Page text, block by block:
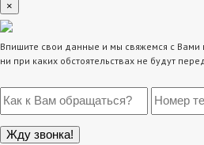
×
Впишите свои данные и мы свяжемся с Вами
ни при каких обстоятельствах не будут